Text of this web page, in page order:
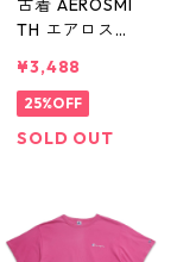
古着 AEROSMI
TH エアロスミ
ツ プリントTシ
ャツ タイダイ
柄 表記：-- g
¥3,488
25%OFF
SOLD OUT